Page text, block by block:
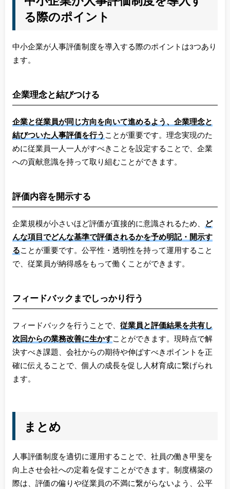
る際のポイント
中小企業が人事評価制度を導入する際のポイントは3つあり
ます。
企業理念と結びつける
企業と従業員が同じ方向を向いて進めるよう、企業理念と
結びついた人事評価を行うことが重要です。理念実現のた
めに従業員一人一人がすべきことを設定することで、企業
への貢献意識を持って取り組むことができます。
評価内容を開示する
企業規模が小さいほど評価が直接的に意識されるため、 ど
んな項目でどんな基準で評価されるかを予め明記・開示す
ることが重要です。公平性・透明性を持って運用すること
で、従業員が納得感をもって働くことができます。
フィードバックまでしっかり行う
フィードバックを行うことで、 従業員と評価結果を共有し
次回からの業務改善に生かすことができます。現時点で解
決すべき課題、会社からの期待や伸ばすべきポイントを正
確に伝えることで、個人の成長を促し人材育成に繋げられ
ます。
まとめ
人事評価制度を適切に運用することで、社員の働き甲斐を
向上させ会社への定着を促すことができます。制度構築の
際は、評価の偏りや従業員の不満に繋がらないよう、公平